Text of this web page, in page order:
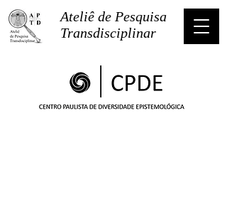
Ateliê de Pesquisa
Transdisciplinar